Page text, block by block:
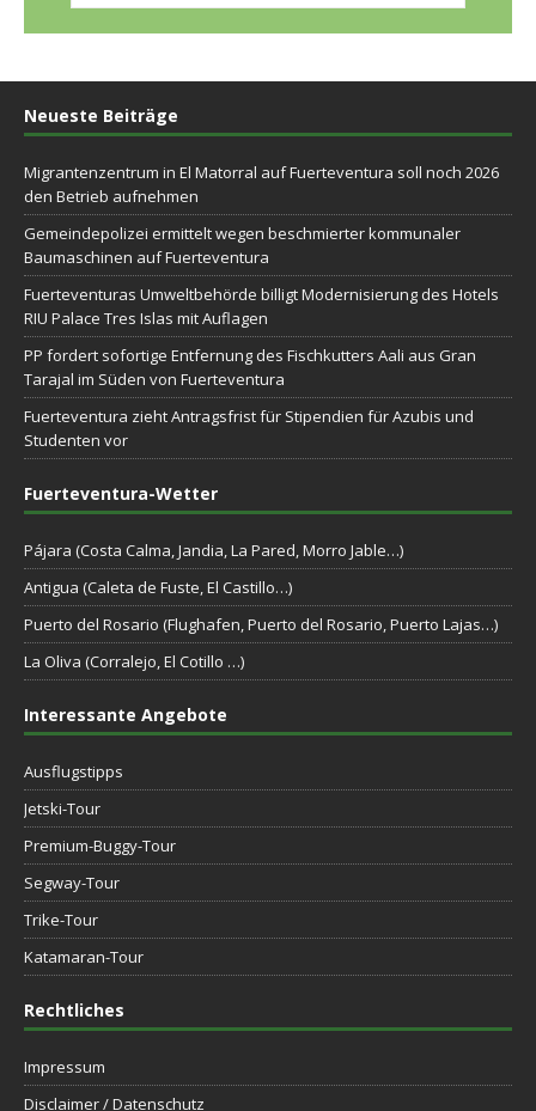
Neueste Beiträge
Migrantenzentrum in El Matorral auf Fuerteventura soll noch 2026
den Betrieb aufnehmen
Gemeindepolizei ermittelt wegen beschmierter kommunaler
Baumaschinen auf Fuerteventura
Fuerteventuras Umweltbehörde billigt Modernisierung des Hotels
RIU Palace Tres Islas mit Auflagen
PP fordert sofortige Entfernung des Fischkutters Aali aus Gran
Tarajal im Süden von Fuerteventura
Fuerteventura zieht Antragsfrist für Stipendien für Azubis und
Studenten vor
Fuerteventura-Wetter
Pájara (Costa Calma, Jandia, La Pared, Morro Jable…)
Antigua (Caleta de Fuste, El Castillo…)
Puerto del Rosario (Flughafen, Puerto del Rosario, Puerto Lajas…)
La Oliva (Corralejo, El Cotillo …)
Interessante Angebote
Ausflugstipps
Jetski-Tour
Premium-Buggy-Tour
Segway-Tour
Trike-Tour
Katamaran-Tour
Rechtliches
Impressum
Disclaimer / Datenschutz